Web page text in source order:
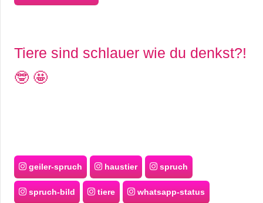
Tiere sind schlauer wie du denkst?!
🤓 🤩
geiler-spruch haustier spruch
spruch-bild tiere whatsapp-status